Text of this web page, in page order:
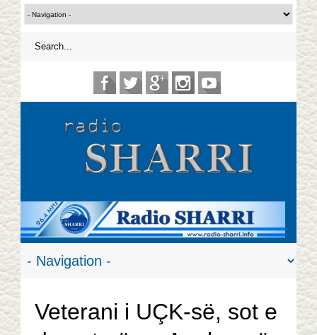
Veterani i UÇK-së, sot e